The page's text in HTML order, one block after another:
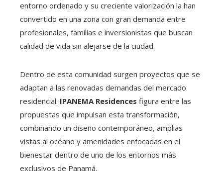
entorno ordenado y su creciente valorización la han
convertido en una zona con gran demanda entre
profesionales, familias e inversionistas que buscan
calidad de vida sin alejarse de la ciudad.
Dentro de esta comunidad surgen proyectos que se
adaptan a las renovadas demandas del mercado
residencial. IPANEMA Residences figura entre las
propuestas que impulsan esta transformación,
combinando un diseño contemporáneo, amplias
vistas al océano y amenidades enfocadas en el
bienestar dentro de uno de los entornos más
exclusivos de Panamá.